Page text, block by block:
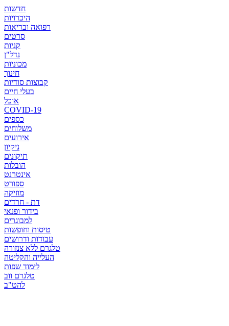
חדשות
היכרויות
רפואה ובריאות
סרטים
קניות
נדל"ן
מכוניות
חינוך
קבוצות סודיות
בעלי חיים
אוכל
COVID-19
כספים
משלוחים
אירועים
ניקיון
תיקונים
הובלות
אינטרנט
ספורט
מוזיקה
דת - חרדים
בידור ופנאי
למבוגרים
טיסות וחופשות
עבודות ודרושים
טלגרם ללא צנזורה
העלייה והקליטה
לימוד שפות
טלגרם ווב
להט"ב